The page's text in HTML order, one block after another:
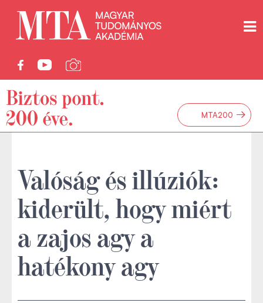
MTA200 →
Valóság és illúziók:
kiderült, hogy miért
a zajos agy a
hatékony agy